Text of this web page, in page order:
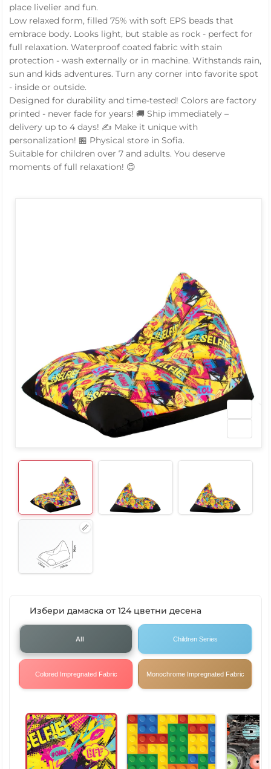
place livelier and fun.
Low relaxed form, filled 75% with soft EPS beads that
embrace body. Looks light, but stable as rock - perfect for
full relaxation. Waterproof coated fabric with stain
protection - wash externally or in machine. Withstands rain,
sun and kids adventures. Turn any corner into favorite spot
- inside or outside.
Designed for durability and time-tested! Colors are factory
printed - never fade for years! 🚚 Ship immediately –
delivery up to 4 days! ✍️ Make it unique with
personalization! 🏪 Physical store in Sofia.
Suitable for children over 7 and adults. You deserve
moments of full relaxation! 😊
Избери дамаска от 124 цветни десена
All Children Series
Colored Impregnated Fabric Monochrome Impregnated Fabric